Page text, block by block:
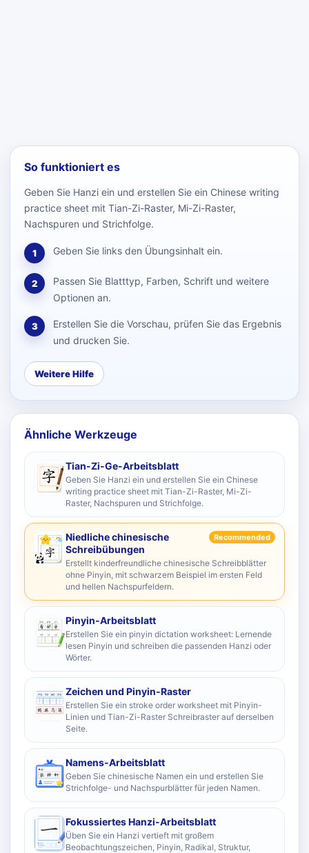
So funktioniert es
Geben Sie Hanzi ein und erstellen Sie ein Chinese writing
practice sheet mit Tian-Zi-Raster, Mi-Zi-Raster,
Nachspuren und Strichfolge.
1 Geben Sie links den Übungsinhalt ein.
2
Passen Sie Blatttyp, Farben, Schrift und weitere
Optionen an.
3
Erstellen Sie die Vorschau, prüfen Sie das Ergebnis
und drucken Sie.
Weitere Hilfe
Ähnliche Werkzeuge
Tian-Zi-Ge-Arbeitsblatt
Geben Sie Hanzi ein und erstellen Sie ein Chinese
writing practice sheet mit Tian-Zi-Raster, Mi-Zi-
Raster, Nachspuren und Strichfolge.
Niedliche chinesische
Schreibübungen
Recommended
Erstellt kinderfreundliche chinesische Schreibblätter
ohne Pinyin, mit schwarzem Beispiel im ersten Feld
und hellen Nachspurfeldern.
Pinyin-Arbeitsblatt
Erstellen Sie ein pinyin dictation worksheet: Lernende
lesen Pinyin und schreiben die passenden Hanzi oder
Wörter.
Zeichen und Pinyin-Raster
Erstellen Sie ein stroke order worksheet mit Pinyin-
Linien und Tian-Zi-Raster Schreibraster auf derselben
Seite.
Namens-Arbeitsblatt
Geben Sie chinesische Namen ein und erstellen Sie
Strichfolge- und Nachspurblätter für jeden Namen.
Fokussiertes Hanzi-Arbeitsblatt
Üben Sie ein Hanzi vertieft mit großem
Beobachtungszeichen, Pinyin, Radikal, Struktur,